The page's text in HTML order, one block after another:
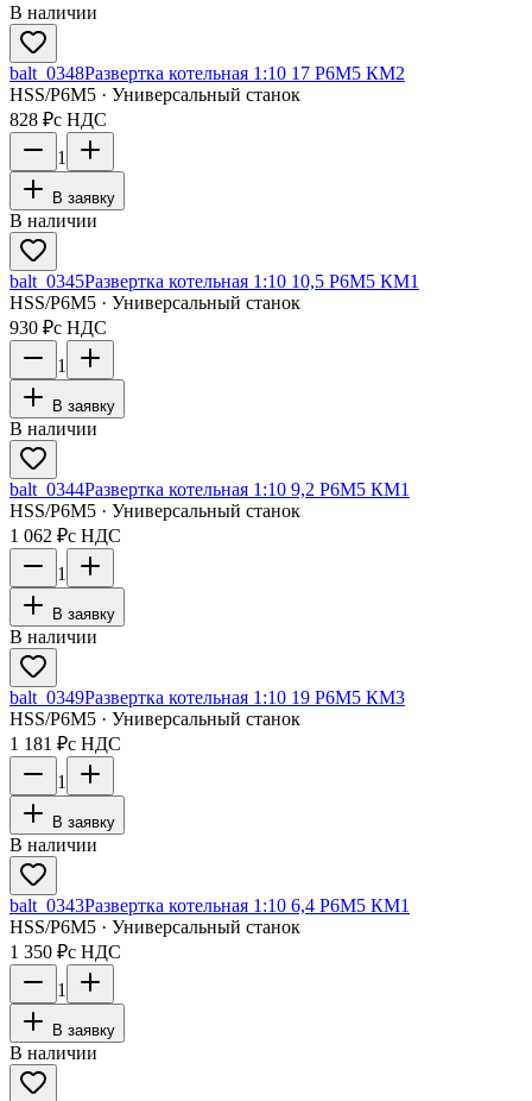
В наличии
balt_0348Развертка котельная 1:10 17 Р6М5 КМ2
HSS/Р6М5 · Универсальный станок
828 ₽с НДС
1
В заявку
В наличии
balt_0345Развертка котельная 1:10 10,5 Р6М5 КМ1
HSS/Р6М5 · Универсальный станок
930 ₽с НДС
1
В заявку
В наличии
balt_0344Развертка котельная 1:10 9,2 Р6М5 КМ1
HSS/Р6М5 · Универсальный станок
1 062 ₽с НДС
1
В заявку
В наличии
balt_0349Развертка котельная 1:10 19 Р6М5 КМ3
HSS/Р6М5 · Универсальный станок
1 181 ₽с НДС
1
В заявку
В наличии
balt_0343Развертка котельная 1:10 6,4 Р6М5 КМ1
HSS/Р6М5 · Универсальный станок
1 350 ₽с НДС
1
В заявку
В наличии